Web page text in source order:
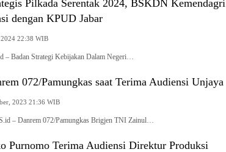
Pilkada Serentak 2024, BSKDN Kemendagri
dengan KPUD Jabar
22:38 WIB
– Badan Strategi Kebijakan Dalam Negeri…
072/Pamungkas saat Terima Audiensi Unjaya
2023 21:36 WIB
– Danrem 072/Pamungkas Brigjen TNI Zainul…
Purnomo Terima Audiensi Direktur Produksi